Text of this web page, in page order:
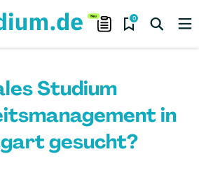
0
Studium
in
gesucht?